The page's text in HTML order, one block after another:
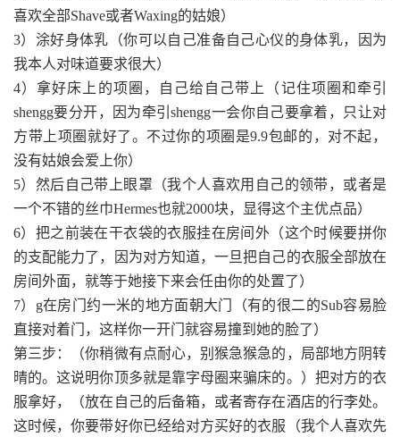
喜欢全部Shave或者Waxing的姑娘）
3）涂好身体乳（你可以自己准备自己心仪的身体乳，因为
我本人对味道要求很大）
4）拿好床上的项圈，自己给自己带上（记住项圈和牵引
shengg要分开，因为牵引shengg一会你自己要拿着，只让对
方带上项圈就好了。不过你的项圈是9.9包邮的，对不起，
没有姑娘会爱上你）
5）然后自己带上眼罩（我个人喜欢用自己的领带，或者是
一个不错的丝巾Hermes也就2000块，显得这个主优点品）
6）把之前装在干衣袋的衣服挂在房间外（这个时候要拼你
的支配能力了，因为对方知道，一旦把自己的衣服全部放在
房间外面，就等于她接下来会任由你的处置了）
7）g在房门约一米的地方面朝大门（有的很二的Sub容易脸
直接对着门，这样你一开门就容易撞到她的脸了）
第三步：（你稍微有点耐心，别猴急猴急的，局部地方阴转
晴的。这说明你顶多就是靠字母圈来骗床的。）把对方的衣
服拿好，（放在自己的后备箱，或者寄存在酒店的行李处。
这时候，你要带好你已经给对方买好的衣服（我个人喜欢先